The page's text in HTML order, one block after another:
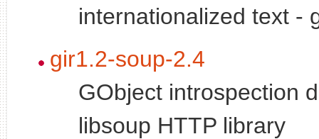
internationalized text -
gir1.2-soup-2.4
GObject introspection
libsoup HTTP library